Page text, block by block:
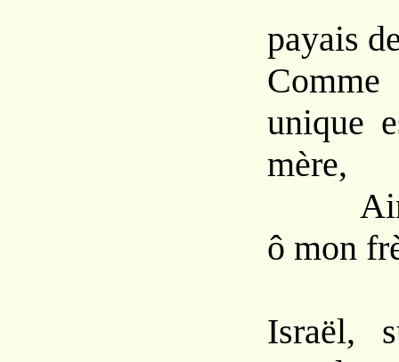
payais
unique
mère,
Ainsi
ô mon
Israël,